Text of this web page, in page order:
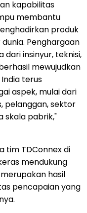
kapabilitas
membantu
produk
Penghargaan
dari insinyur, teknisi,
mewujudkan
terus
aspek, mulai dari
pelanggan, sektor
skala pabrik,"
tim TDConnex di
mendukung
hasil
pencapaian yang